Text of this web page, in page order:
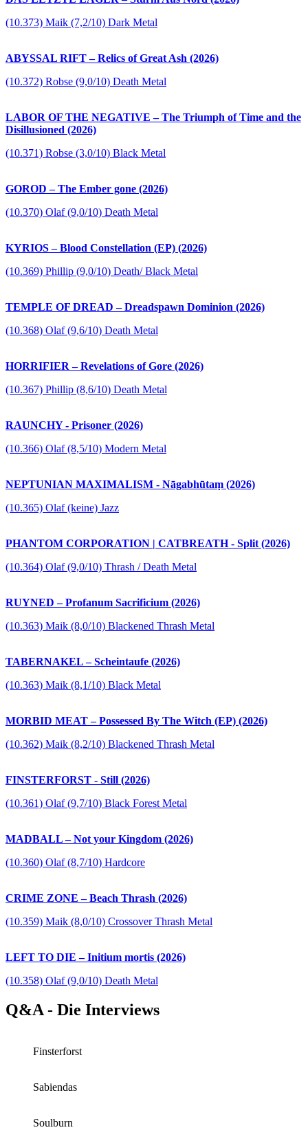
(10.373) Maik (7,2/10) Dark Metal
ABYSSAL RIFT – Relics of Great Ash (2026)
(10.372) Robse (9,0/10) Death Metal
LABOR OF THE NEGATIVE – The Triumph of Time and the
Disillusioned (2026)
(10.371) Robse (3,0/10) Black Metal
GOROD – The Ember gone (2026)
(10.370) Olaf (9,0/10) Death Metal
KYRIOS – Blood Constellation (EP) (2026)
(10.369) Phillip (9,0/10) Death/ Black Metal
TEMPLE OF DREAD – Dreadspawn Dominion (2026)
(10.368) Olaf (9,6/10) Death Metal
HORRIFIER – Revelations of Gore (2026)
(10.367) Phillip (8,6/10) Death Metal
RAUNCHY - Prisoner (2026)
(10.366) Olaf (8,5/10) Modern Metal
NEPTUNIAN MAXIMALISM - Nāgabhūtaṃ (2026)
(10.365) Olaf (keine) Jazz
PHANTOM CORPORATION | CATBREATH - Split (2026)
(10.364) Olaf (9,0/10) Thrash / Death Metal
RUYNED – Profanum Sacrificium (2026)
(10.363) Maik (8,0/10) Blackened Thrash Metal
TABERNAKEL – Scheintaufe (2026)
(10.363) Maik (8,1/10) Black Metal
MORBID MEAT – Possessed By The Witch (EP) (2026)
(10.362) Maik (8,2/10) Blackened Thrash Metal
FINSTERFORST - Still (2026)
(10.361) Olaf (9,7/10) Black Forest Metal
MADBALL – Not your Kingdom (2026)
(10.360) Olaf (8,7/10) Hardcore
CRIME ZONE – Beach Thrash (2026)
(10.359) Maik (8,0/10) Crossover Thrash Metal
LEFT TO DIE – Initium mortis (2026)
(10.358) Olaf (9,0/10) Death Metal
Q&A - Die Interviews
Finsterforst
Sabiendas
Soulburn